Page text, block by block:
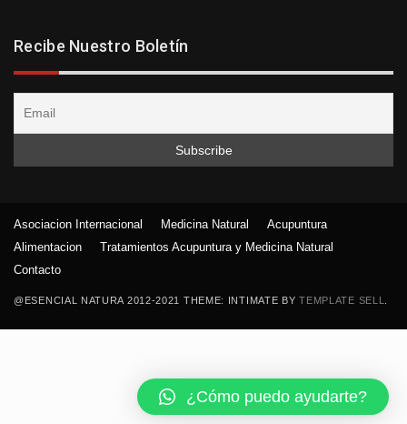
Recibe Nuestro Boletín
@ESENCIAL NATURA 2012-2021 THEME: INTIMATE BYTEMPLATE SELL
Asociacion Internacional Medicina Natural
Acupuntura
Alimentacion
Tratamientos Acupuntura y Medicina Natural
Contacto
¿Cómo puedo ayudarte?